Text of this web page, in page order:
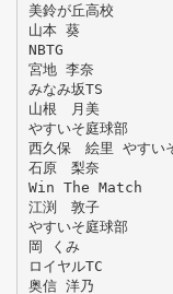
美鈴が丘高校
山本 葵
NBTG
宮地 李奈
みなみ坂TS
山根 月美
やすいそ庭球部
西久保 絵里 やすい
石原 梨奈
Win The Match
江渕 敦子
やすいそ庭球部
岡 くみ
ロイヤルTC
奥信 洋乃